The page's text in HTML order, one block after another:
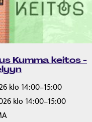
Kumma keitos -
klo 14:00–15:00
klo 14:00–15:00